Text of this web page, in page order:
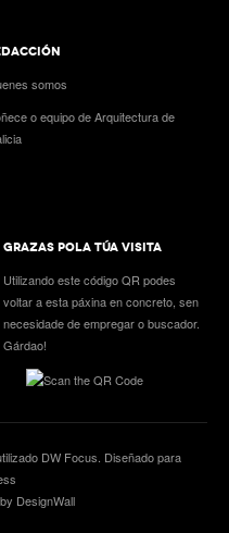
somos
o equipo de Arquitectura de
GRAZAS POLA TÚA VISITA
Utilizando este código QR podes
voltar a esta páxina en concreto, sen
necesidade de empregar o buscador.
Gárdao!
DW Focus . Diseñado para
DesignWall